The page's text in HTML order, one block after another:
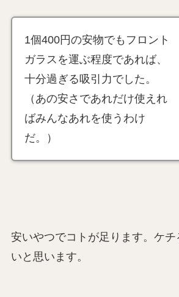
1個400円の安物でもフロント
ガラスを運ぶ程度であれば、
十分過ぎる吸引力でした。
（あの安さであれだけ使えれ
ばみんなあれを使うわけ
だ。）
安いやつでコトが足ります。ケ
いと思います。